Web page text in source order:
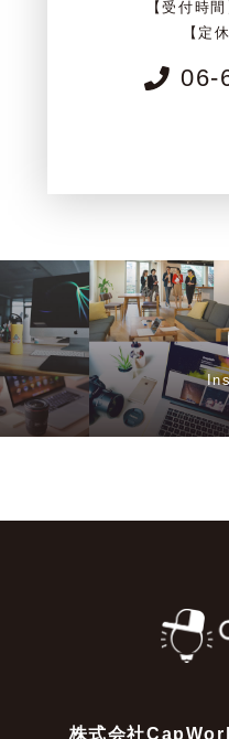
【受付時
【定
06-
株式会社